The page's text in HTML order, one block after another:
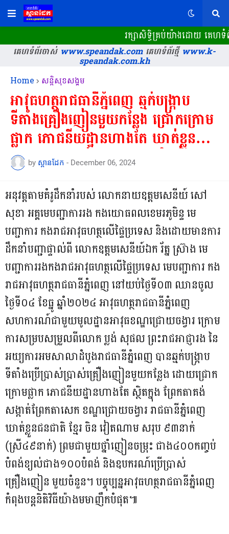
រក្សាសិទ្ធិគ្រប់យ៉ាងដោយ គេហទំព័រ
គេហទំព័រចាស់www.speandak.comគេហទំព័រថ្មីwww.k-
speandak.com.kh
Home សន្តិសុខសង្គម
អាវុធហត្ថរាជធានីភ្នំពេញ ឆ្មក់បង្ក្រាប
ទីតាំងគ្រឿងញៀនមួយកន្លែង ជ្រោកក្រោម
ផ្លាក ភោជនីយដ្ឋានហាងតែ ឃាត់ខ្លួន
មនុស្ស ៩៣នាក់ ព្រមជាមួយថ្នាំញៀនជា
ច្រើនរយកញ្ចប់!
by ស្ពានដែក - December 06, 2024
អនុវត្តតាមគំរូដឹកនាំរបស់ លោកនាយឧត្តមសេនីយ៍ សៅ
សុខា អគ្គមេបញ្ជាការរង កងយោធពលខេមរភូមិន្ទ មេ
បញ្ជាការ កងរាជអាវុធហត្ថលើផ្ទៃប្រទេស និងដោយមានការ
ដឹកនាំបញ្ជាផ្ទាល់ពី លោកឧត្តមសេនីយ៍ឯក រ័ត្ន ស្រ៊ាង មេ
បញ្ជាការរងកងរាជអាវុធហត្ថលើផ្ទៃប្រទេស មេបញ្ជាការ កង
រាជអាវុធហត្ថរាជធានីភ្នំពេញ នៅយប់ថ្ងៃទី០៣ ឈានចូល
ថ្ងៃទី០៤ ខែធ្នូ ឆ្នាំ២០២៤ អាវុធហត្ថរាជធានីភ្នំពេញ
សហការណ៍ជាមួយមូលដ្ឋានអាវុធខណ្ឌជ្រោយចង្វារ ក្រោម
ការសម្របសម្រួលពីលេាក ប្លង់ សុផល ព្រះរាជអាជ្ញារង នៃ
អយ្យការអមសាលាដំបូងរាជធានីភ្នំពេញ បានឆ្មក់បង្ក្រាប
ទីតាំងប្រើប្រាស់ប្រាស់គ្រឿងញៀនមួយកន្លែង ដោយជ្រោក
ក្រោមផ្លាក ភោជនីយដ្ឋានហាងតែ ស្ថិតក្នុង ព្រែកតាគង់
សង្កាត់ព្រែកតាសេក ខណ្ឌជ្រោយចង្វារ រាជធានីភ្នំពេញ
ឃាត់ខ្លួនជនជាតិ ខ្មែរ ចិន វៀតណាម សរុប ៩៣នាក់
(ស្រី៤៩នាក់) ព្រមជាមួយថ្នាំញៀនចម្រុះ ជាង៤០០កញ្ចប់
បំពង់ខ្យល់ជាង១០០បំពង់ និងឧបករណ៍ប្រើប្រាស់
គ្រឿងញៀន មួយចំនួន។ បច្ចុប្បន្នអាវុធហត្ថរាជធានីភ្នំពេញ
កំពុងបន្តនិតិវិធីយ៉ាងមមាញឹកបំផុត៕